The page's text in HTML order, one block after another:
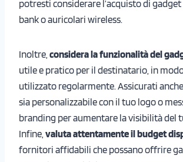
potresti considerare l’acquisto di
bank o auricolari wireless.
Inoltre, considera la funzionalità del
utile e pratico per il destinatario, in
utilizzato regolarmente. Assicurati
sia personalizzabile con il tuo logo o
branding per aumentare la visibilità del
Infine, valuta attentamente il budget
fornitori affidabili che possano offrire